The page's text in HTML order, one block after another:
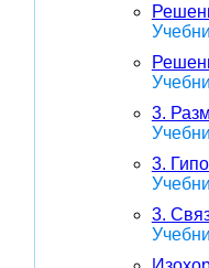
3.
3.
3.